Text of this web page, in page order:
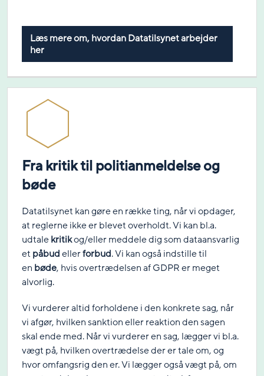
Læs mere om, hvordan Datatilsynet arbejder
her
Fra kritik til politianmeldelse og
bøde
Datatilsynet kan gøre en række ting, når vi opdager,
at reglerne ikke er blevet overholdt. Vi kan bl.a.
udtalekritikog/eller meddele dig som dataansvarlig
et påbudellerforbud. Vi kan også indstille til
en bøde, hvis overtrædelsen af GDPR er meget
alvorlig.
Vi vurderer altid forholdene i den konkrete sag, når
vi afgør, hvilken sanktion eller reaktion den sagen
skal ende med. Når vi vurderer en sag, lægger vi bl.a.
vægt på, hvilken overtrædelse der er tale om, og
hvor omfangsrig den er. Vi lægger også vægt på, om